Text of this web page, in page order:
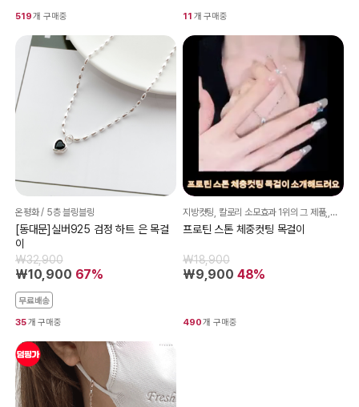
519개 구매중 11 개 구매중
온평화 / 5층 블링블링
[동대문]실버925 검정 하트 은 목걸
이
₩32,900
₩10,900 67%
무료배송
35개 구매중
지방컷팅, 칼로리 소모효과 1위의 그 제품,,게다가 예쁘기까지^^
프로틴 스톤 체중컷팅 목걸이
₩18,900
₩9,900 48%
490개 구매중